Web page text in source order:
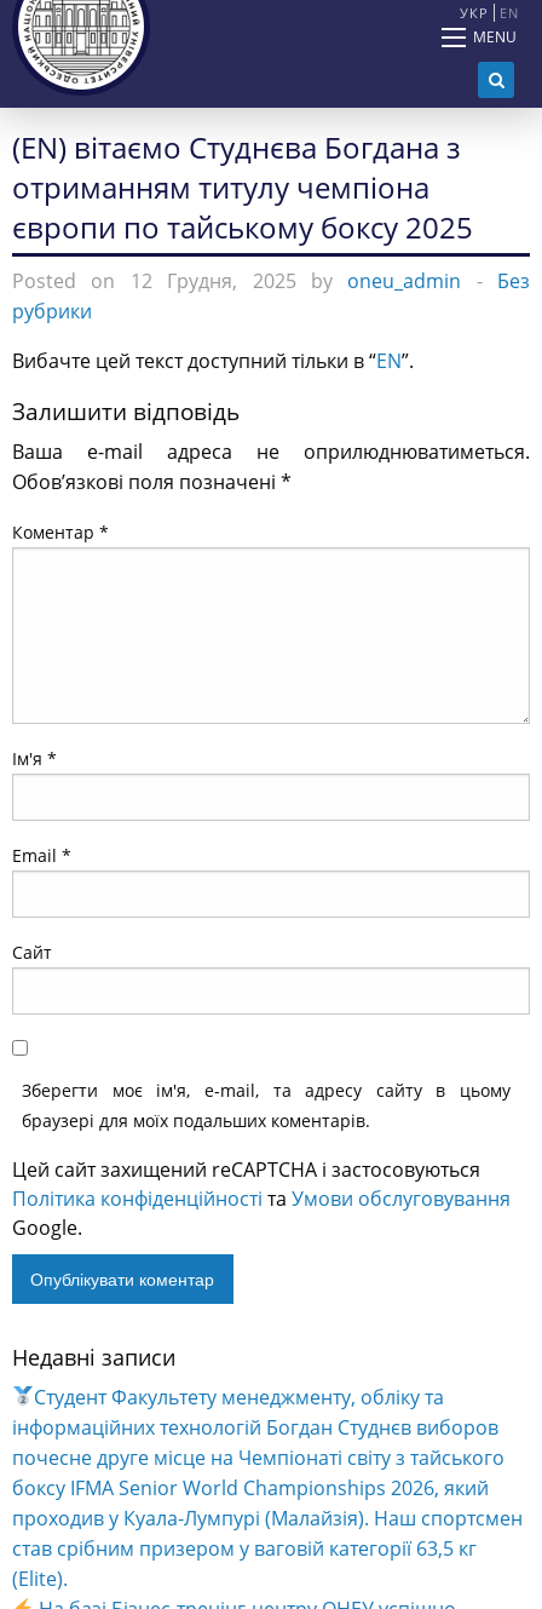
УКР EN
MENU
(EN) вітаємо Студнєва Богдана з
отриманням титулу чемпіона
європи по тайському боксу 2025
Posted on 12 Грудня, 2025 by oneu_admin - Без
рубрики
Вибачте цей текст доступний тільки в “EN”.
Залишити відповідь
Ваша e-mail адреса не оприлюднюватиметься.
Обов’язкові поля позначені *
Коментар *
Ім'я *
Email *
Сайт
Зберегти моє ім'я, e-mail, та адресу сайту в цьому
браузері для моїх подальших коментарів.
Цей сайт захищений reCAPTCHA і застосовуються
Політика конфіденційності та Умови обслуговування
Google.
Alternative:
Недавні записи
Студент Факультету менеджменту, обліку та
інформаційних технологій Богдан Студнєв виборов
почесне друге місце на Чемпіонаті світу з тайського
боксу IFMA Senior World Championships 2026, який
проходив у Куала-Лумпурі (Малайзія). Наш спортсмен
став срібним призером у ваговій категорії 63,5 кг
(Elite).